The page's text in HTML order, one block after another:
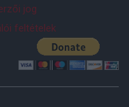
jog
feltételek